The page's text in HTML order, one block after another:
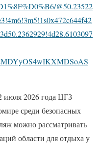
@50.23522
июля 2026 года ЦГЗ
среди безопасных
можно рассматривать
области для отдыха у